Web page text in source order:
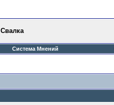
Свалка
Система Мнений